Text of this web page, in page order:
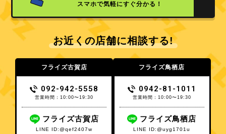
スマホで気軽にすぐ分かる！
お近くの店舗に相談する!
フライズ古賀店
092-942-5558
営業時間：10:00〜19:30
フライズ古賀店
LINE ID:@qef2407w
フライズ鳥栖店
0942-81-1011
営業時間：10:00〜19:30
フライズ鳥栖店
LINE ID:@uyg1701u